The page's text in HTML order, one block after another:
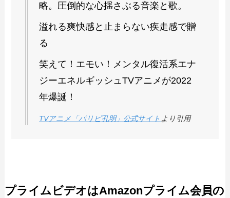
略。圧倒的な心揺さぶる音楽と歌。
溢れる爽快感と止まらない疾走感で贈
る
笑えて！エモい！メンタル復活系エナ
ジーエネルギッシュTVアニメが2022
年爆誕！
TVアニメ「パリピ孔明」公式サイト より引用
プライムビデオはAmazonプライム会員の